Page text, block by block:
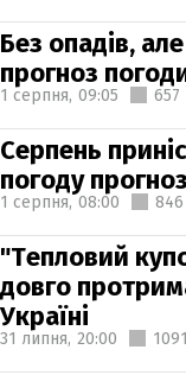
Без опадів,
прогноз
1 серпня, 09:05 657
Серпень
погоду
1 серпня, 08:00 846
"Тепловий
довго
Україні
31 липня, 20:00